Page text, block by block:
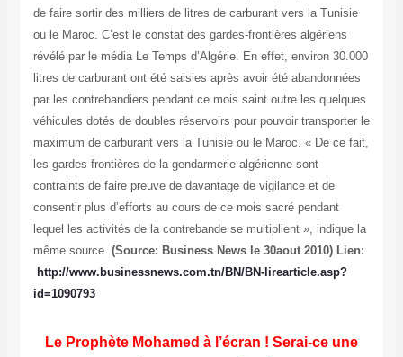
de faire sortir des milliers de litres de carburant vers la Tunisie
ou le Maroc. C’est le constat des gardes-frontières algériens
révélé par le média Le Temps d’Algérie. En effet, environ 30.000
litres de carburant ont été saisies après avoir été abandonnées
par les contrebandiers pendant ce mois saint outre les quelques
véhicules dotés de doubles réservoirs pour pouvoir transporter le
maximum de carburant vers la Tunisie ou le Maroc. « De ce fait,
les gardes-frontières de la gendarmerie algérienne sont
contraints de faire preuve de davantage de vigilance et de
consentir plus d’efforts au cours de ce mois sacré pendant
lequel les activités de la contrebande se multiplient », indique la
même source. (Source: Business News le 30aout 2010) Lien:
http://www.businessnews.com.tn/BN/BN-lirearticle.asp?
id=1090793
Le Prophète Mohamed à l’écran ! Serai-ce une